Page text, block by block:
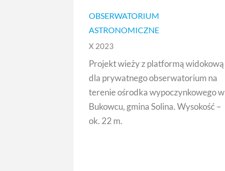
OBSERWATORIUM
ASTRONOMICZNE
X 2023
Projekt wieży z platformą widokową
dla prywatnego obserwatorium na
terenie ośrodka wypoczynkowego w
Bukowcu, gmina Solina. Wysokość –
ok. 22 m.